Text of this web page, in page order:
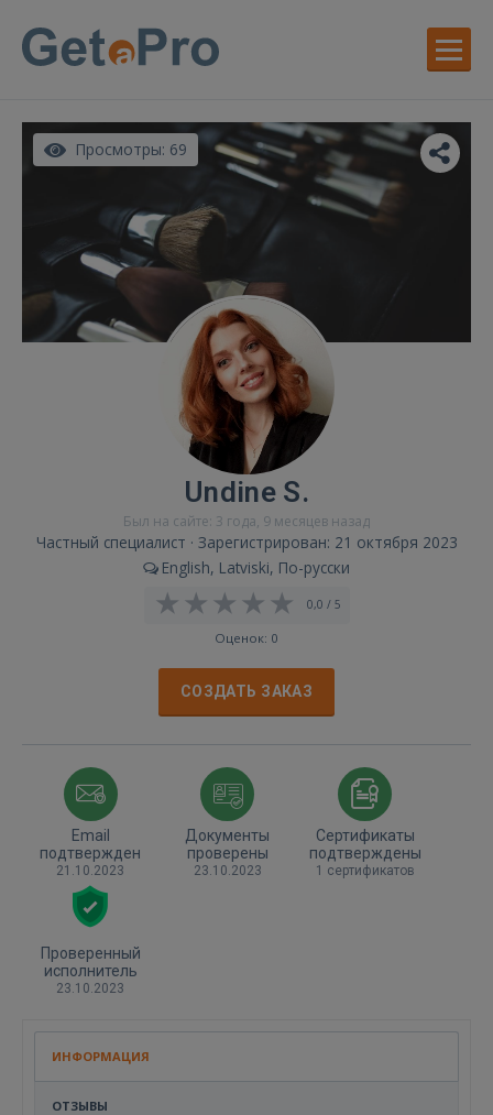
Просмотры: 69
Undine S.
Был на сайте: 3 года, 9 месяцев назад
Частный специалист · Зарегистрирован: 21 октября 2023
English, Latviski, По-русски
0,0 / 5
Оценок: 0
СОЗДАТЬ ЗАКАЗ
Email
подтвержден
21.10.2023
Документы
проверены
23.10.2023
Сертификаты
подтверждены
1 сертификатов
Проверенный
исполнитель
23.10.2023
ИНФОРМАЦИЯ
ОТЗЫВЫ